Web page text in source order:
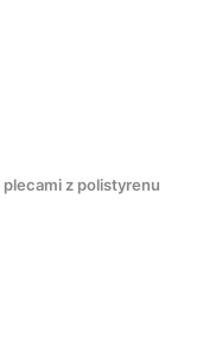
z polistyrenu